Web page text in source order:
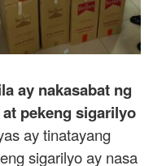
ay nakasabat ng
pekeng sigarilyo
ay tinatayang
sigarilyo ay nasa